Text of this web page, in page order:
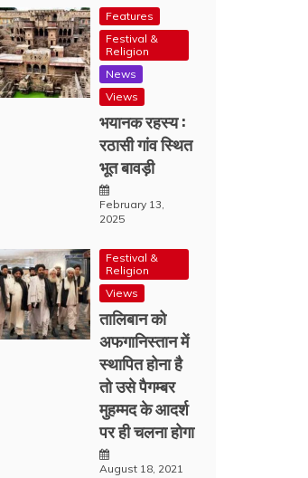
Features
Festival &
Religion
News
Views
भयानक रहस्य :
रठासी गांव स्थित
भूत बावड़ी
February 13,
2025
Festival &
Religion
Views
तालिबान को
अफगानिस्तान में
स्थापित होना है
तो उसे पैगम्बर
मुहम्मद के आदर्श
पर ही चलना होगा
August 18, 2021